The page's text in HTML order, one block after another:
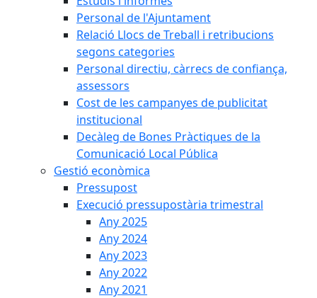
Personal de l'Ajuntament
Relació Llocs de Treball i retribucions
segons categories
Personal directiu, càrrecs de confiança,
assessors
Cost de les campanyes de publicitat
institucional
Decàleg de Bones Pràctiques de la
Comunicació Local Pública
Gestió econòmica
Pressupost
Execució pressupostària trimestral
Any 2025
Any 2024
Any 2023
Any 2022
Any 2021